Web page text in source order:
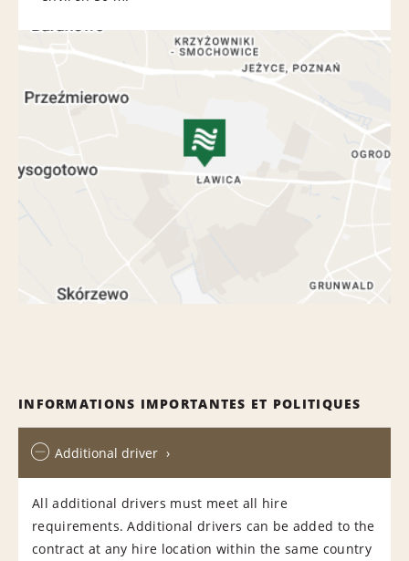
INFORMATIONS IMPORTANTES ET POLITIQUES
Additional driver
All additional drivers must meet all hire
requirements. Additional drivers can be added to the
contract at any hire location within the same country